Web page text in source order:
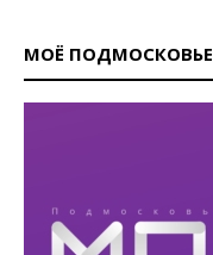
МОЁ ПОДМОСКОВЬЕ